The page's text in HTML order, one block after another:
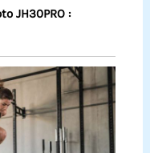
JH30PRO :